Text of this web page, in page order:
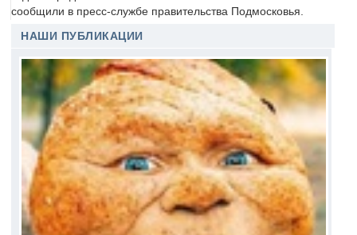
сообщили в пресс-службе правительства Подмосковья.
НАШИ ПУБЛИКАЦИИ